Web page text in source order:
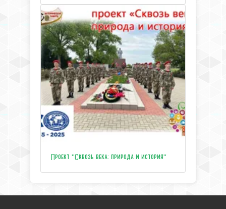
Проект "Сквозь века: природа и история"